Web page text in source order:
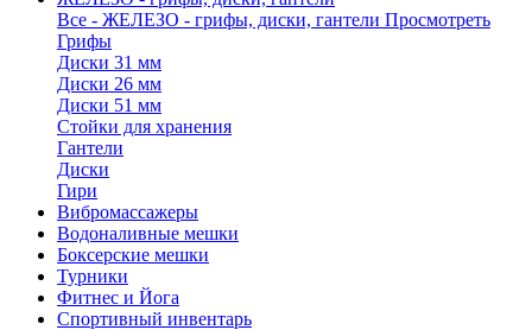
Все - ЖЕЛЕЗО - грифы, диски, гантели Просмотреть
Грифы
Диски 31 мм
Диски 26 мм
Диски 51 мм
Стойки для хранения
Гантели
Диски
Гири
Вибромассажеры
Водоналивные мешки
Боксерские мешки
Турники
Фитнес и Йога
Спортивный инвентарь